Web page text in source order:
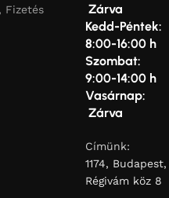
Fizetés
Zárva
Kedd-Péntek:
8:00-16:00 h
Szombat:
9:00-14:00 h
Vasárnap:
Zárva
Címünk:
1174, Budapest,
Régivám köz 8